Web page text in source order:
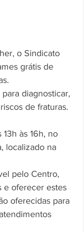
o Sindicato
grátis de
diagnosticar,
de fraturas.
às 16h, no
localizado na
pelo Centro,
e oferecer estes
oferecidas para